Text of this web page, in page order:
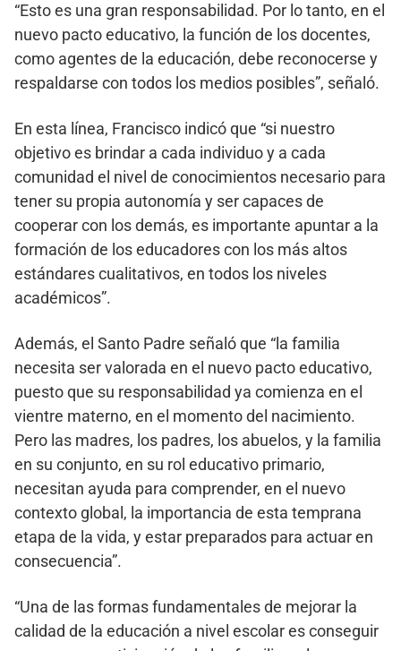
“Esto es una gran responsabilidad. Por lo tanto, en el
nuevo pacto educativo, la función de los docentes,
como agentes de la educación, debe reconocerse y
respaldarse con todos los medios posibles”, señaló.
En esta línea, Francisco indicó que “si nuestro
objetivo es brindar a cada individuo y a cada
comunidad el nivel de conocimientos necesario para
tener su propia autonomía y ser capaces de
cooperar con los demás, es importante apuntar a la
formación de los educadores con los más altos
estándares cualitativos, en todos los niveles
académicos”.
Además, el Santo Padre señaló que “la familia
necesita ser valorada en el nuevo pacto educativo,
puesto que su responsabilidad ya comienza en el
vientre materno, en el momento del nacimiento.
Pero las madres, los padres, los abuelos, y la familia
en su conjunto, en su rol educativo primario,
necesitan ayuda para comprender, en el nuevo
contexto global, la importancia de esta temprana
etapa de la vida, y estar preparados para actuar en
consecuencia”.
“Una de las formas fundamentales de mejorar la
calidad de la educación a nivel escolar es conseguir